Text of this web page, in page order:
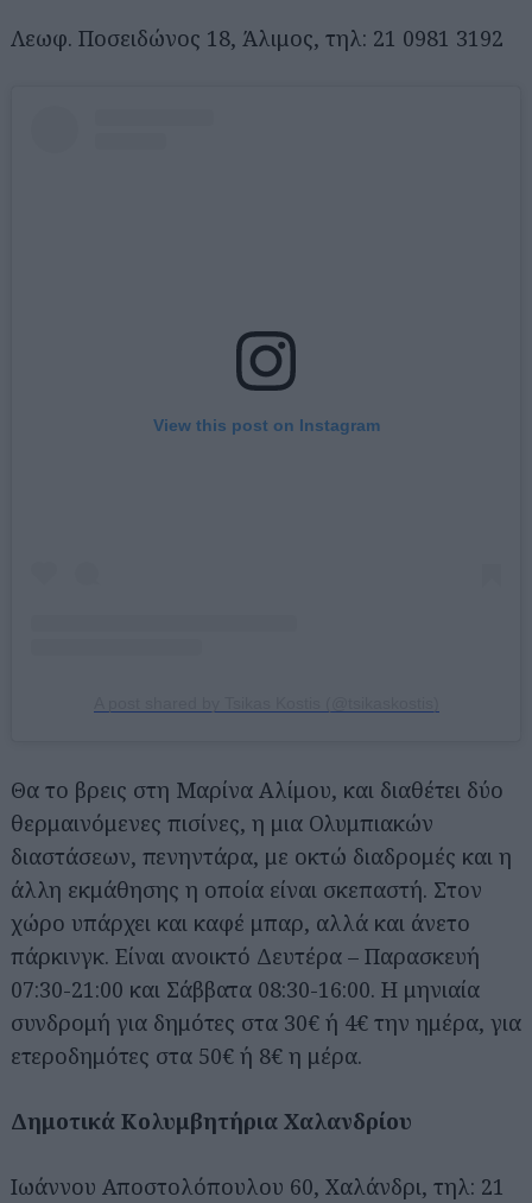
Λεωφ. Ποσειδώνος 18, Άλιμος, τηλ: 21 0981 3192
View this post on Instagram
Θα το βρεις στη Μαρίνα Αλίμου, και διαθέτει δύο
θερμαινόμενες πισίνες, η μια Ολυμπιακών
διαστάσεων, πενηντάρα, με οκτώ διαδρομές και η
άλλη εκμάθησης η οποία είναι σκεπαστή. Στον
χώρο υπάρχει και καφέ μπαρ, αλλά και άνετο
πάρκινγκ. Είναι ανοικτό Δευτέρα – Παρασκευή
07:30-21:00 και Σάββατα 08:30-16:00. Η μηνιαία
συνδρομή για δημότες στα 30€ ή 4€ την ημέρα, για
ετεροδημότες στα 50€ ή 8€ η μέρα.
Δημοτικά Κολυμβητήρια Χαλανδρίου
Ιωάννου Αποστολόπουλου 60, Χαλάνδρι, τηλ: 21
για...